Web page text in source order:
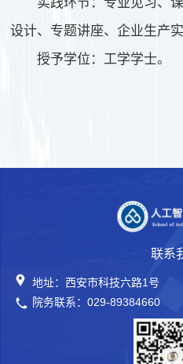
设计、专题讲座、企业生产
授予学位：工学学士。
联系
地址：西安市科技六路1号
院务联系：029-89384660